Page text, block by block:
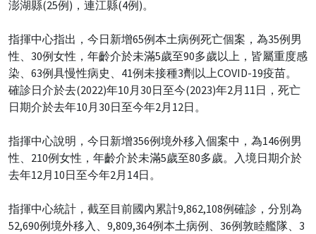
澎湖縣(25例)，連江縣(4例)。
指揮中心指出，今日新增65例本土病例死亡個案，為35例男
性、30例女性，年齡介於未滿5歲至90多歲以上，皆屬重度感
染、63例具慢性病史、41例未接種3劑以上COVID-19疫苗。
確診日介於去(2022)年10月30日至今(2023)年2月11日，死亡
日期介於去年10月30日至今年2月12日。
指揮中心說明，今日新增356例境外移入個案中，為146例男
性、210例女性，年齡介於未滿5歲至80多歲。入境日期介於
去年12月10日至今年2月14日。
指揮中心統計，截至目前國內累計9,862,108例確診，分別為
52,690例境外移入、9,809,364例本土病例、36例敦睦艦隊、3